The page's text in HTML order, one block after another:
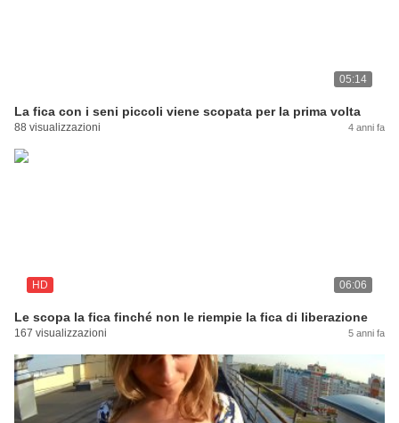
05:14
La fica con i seni piccoli viene scopata per la prima volta
88 visualizzazioni 4 anni fa
HD 06:06
Le scopa la fica finché non le riempie la fica di liberazione
167 visualizzazioni 5 anni fa